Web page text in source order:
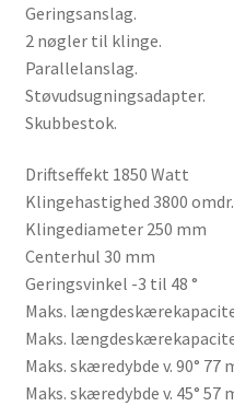
Sælg på platformen
Sæt din varer på auktion
Services
Sikkerhed og Miljø
Sponsorer
Geringsanslag.
2 nøgler til klinge.
Parallelanslag.
Støvudsugningsadapter.
Skubbestok.
Driftseffekt 1850 Watt
Klingehastighed 3800
Klingediameter 250 mm
Centerhul 30 mm
Geringsvinkel -3 til 48 °
Maks.
Maks.
Maks. skæredybde v. 90° 77
Maks. skæredybde v. 45° 57